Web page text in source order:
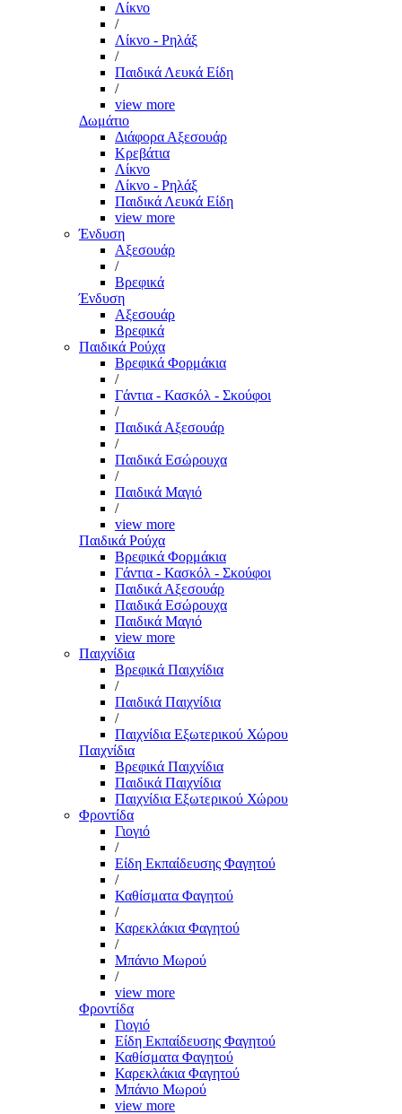
Λίκνο
/
Λίκνο - Ρηλάξ
/
Παιδικά Λευκά Είδη
/
view more
Δωμάτιο
Διάφορα Αξεσουάρ
Κρεβάτια
Λίκνο
Λίκνο - Ρηλάξ
Παιδικά Λευκά Είδη
view more
Ένδυση
Αξεσουάρ
/
Βρεφικά
Ένδυση
Αξεσουάρ
Βρεφικά
Παιδικά Ρούχα
Βρεφικά Φορμάκια
/
Γάντια - Κασκόλ - Σκούφοι
/
Παιδικά Αξεσουάρ
/
Παιδικά Εσώρουχα
/
Παιδικά Μαγιό
/
view more
Παιδικά Ρούχα
Βρεφικά Φορμάκια
Γάντια - Κασκόλ - Σκούφοι
Παιδικά Αξεσουάρ
Παιδικά Εσώρουχα
Παιδικά Μαγιό
view more
Παιχνίδια
Βρεφικά Παιχνίδια
/
Παιδικά Παιχνίδια
/
Παιχνίδια Εξωτερικού Χώρου
Παιχνίδια
Βρεφικά Παιχνίδια
Παιδικά Παιχνίδια
Παιχνίδια Εξωτερικού Χώρου
Φροντίδα
Γιογιό
/
Είδη Εκπαίδευσης Φαγητού
/
Καθίσματα Φαγητού
/
Καρεκλάκια Φαγητού
/
Μπάνιο Μωρού
/
view more
Φροντίδα
Γιογιό
Είδη Εκπαίδευσης Φαγητού
Καθίσματα Φαγητού
Καρεκλάκια Φαγητού
Μπάνιο Μωρού
view more